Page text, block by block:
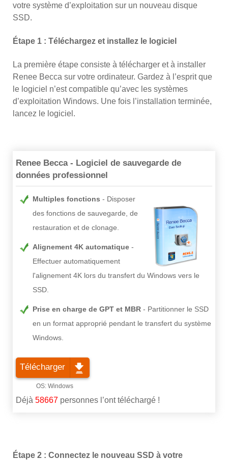
votre système d’exploitation sur un nouveau disque
SSD.
Étape 1 : Téléchargez et installez le logiciel
La première étape consiste à télécharger et à installer
Renee Becca sur votre ordinateur. Gardez à l’esprit que
le logiciel n’est compatible qu’avec les systèmes
d’exploitation Windows. Une fois l’installation terminée,
lancez le logiciel.
Renee Becca - Logiciel de sauvegarde de
données professionnel
Multiples fonctions
Disposer
des fonctions de sauvegarde, de
restauration et de clonage.
Alignement 4K automatique
Effectuer automatiquement
l'alignement 4K lors du transfert du Windows vers le
SSD.
Prise en charge de GPT et MBR
Partitionner le SSD
en un format approprié pendant le transfert du système
Windows.
Télécharger
Déjà 58667 personnes l’ont téléchargé !
Étape 2 : Connectez le nouveau SSD à votre